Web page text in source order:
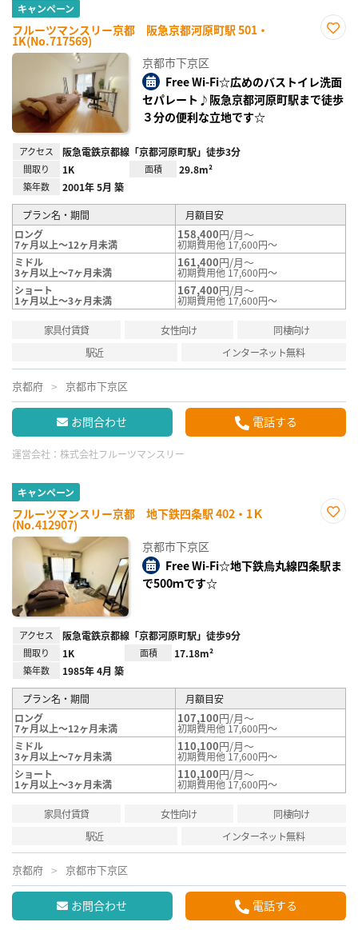
キャンペーン
フルーツマンスリー京都 阪急京都河原町駅 501・
1K(No.717569)
録
京都市下京区
Free Wi-Fi☆広めのバストイレ洗面
セパレート♪阪急京都河原町駅まで徒歩
３分の便利な立地です☆
アクセス 阪急電鉄京都線「京都河原町駅」徒歩3分
間取り 1K 面積 29.8m²
築年数 2001年 5月 築
プラン名・期間
月額目安
ロング
7ヶ月以上～12ヶ月未満
158,400円/月～
初期費用他 17,600円～
ミドル
3ヶ月以上～7ヶ月未満
161,400円/月～
初期費用他 17,600円～
ショート
1ヶ月以上～3ヶ月未満
167,400円/月～
初期費用他 17,600円～
家具付賃貸 女性向け
同棲向け
駅近
インターネット無料
京都府 京都市下京区
お問合わせ 電話する
運営会社： 株式会社フルーツマンスリー
キャンペーン
フルーツマンスリー京都 地下鉄四条駅 402・1Ｋ
(No.412907)
録
京都市下京区
Free Wi-Fi☆地下鉄烏丸線四条駅ま
で500ｍです☆
アクセス 阪急電鉄京都線「京都河原町駅」徒歩9分
間取り 1K 面積 17.18m²
築年数 1985年 4月 築
プラン名・期間
月額目安
ロング
7ヶ月以上～12ヶ月未満
107,100円/月～
初期費用他 17,600円～
ミドル
3ヶ月以上～7ヶ月未満
110,100円/月～
初期費用他 17,600円～
ショート
1ヶ月以上～3ヶ月未満
110,100円/月～
初期費用他 17,600円～
家具付賃貸 女性向け
同棲向け
駅近
インターネット無料
京都府 京都市下京区
お問合わせ 電話する